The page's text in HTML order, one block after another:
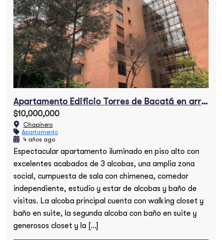
Apartamento Edificio Torres de Bacatá en arriendo
$10,000,000
Chapinero
Apartamento
4 años ago
Espectacular apartamento iluminado en piso alto con
excelentes acabados de 3 alcobas, una amplia zona
social, cumpuesta de sala con chimenea, comedor
independiente, estudio y estar de alcobas y baño de
visitas. La alcoba principal cuenta con walking closet y
baño en suite, la segunda alcoba con baño en suite y
generosos closet y la […]
Apartamento en el Nogal
$3,000,000,000
Chapinero